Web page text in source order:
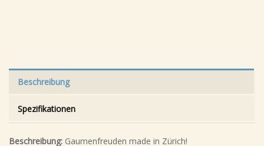
Beschreibung
Spezifikationen
Beschreibung: Gaumenfreuden made in Zürich!